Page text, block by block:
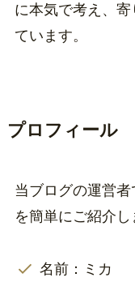
に本気で考え、
ています。
プロフィール
当ブログの運営
を簡単にご紹介し
名前：ミカ